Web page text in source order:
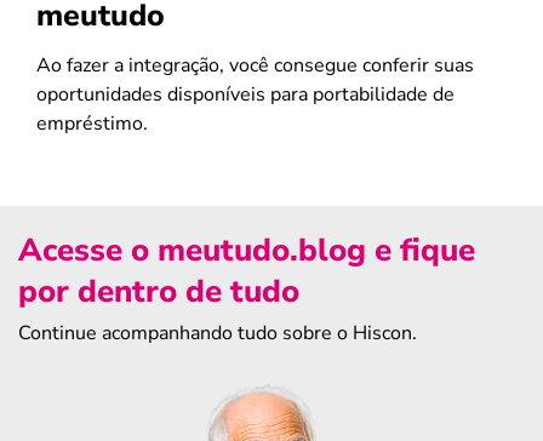
meutudo
Ao fazer a integração, você consegue conferir suas
oportunidades disponíveis para portabilidade de
empréstimo.
Acesse o meutudo.blog e fique
por dentro de tudo
Continue acompanhando tudo sobre o Hiscon.